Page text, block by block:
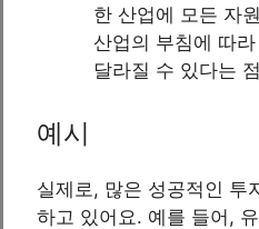
한 산업에 모든 자
산업의 부침에 따
달라질 수 있다는
예시
실제로, 많은 성공적인 투
하고 있어요. 예를 들어,